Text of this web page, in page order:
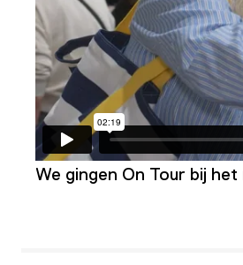
We gingen On Tour bij